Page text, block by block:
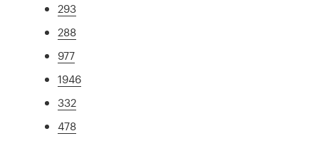
293
288
977
1946
332
478